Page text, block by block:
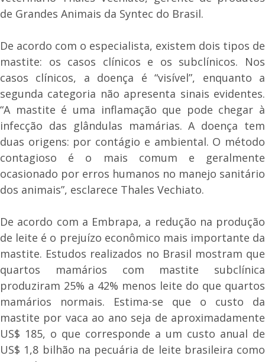
de Grandes Animais da Syntec do Brasil.
De acordo com o especialista, existem dois tipos de
mastite: os casos clínicos e os subclínicos. Nos
casos clínicos, a doença é “visível”, enquanto a
segunda categoria não apresenta sinais evidentes.
“A mastite é uma inflamação que pode chegar à
infecção das glândulas mamárias. A doença tem
duas origens: por contágio e ambiental. O método
contagioso é o mais comum e geralmente
ocasionado por erros humanos no manejo sanitário
dos animais”, esclarece Thales Vechiato.
De acordo com a Embrapa, a redução na produção
de leite é o prejuízo econômico mais importante da
mastite. Estudos realizados no Brasil mostram que
quartos mamários com mastite subclínica
produziram 25% a 42% menos leite do que quartos
mamários normais. Estima-se que o custo da
mastite por vaca ao ano seja de aproximadamente
US$ 185, o que corresponde a um custo anual de
US$ 1,8 bilhão na pecuária de leite brasileira como